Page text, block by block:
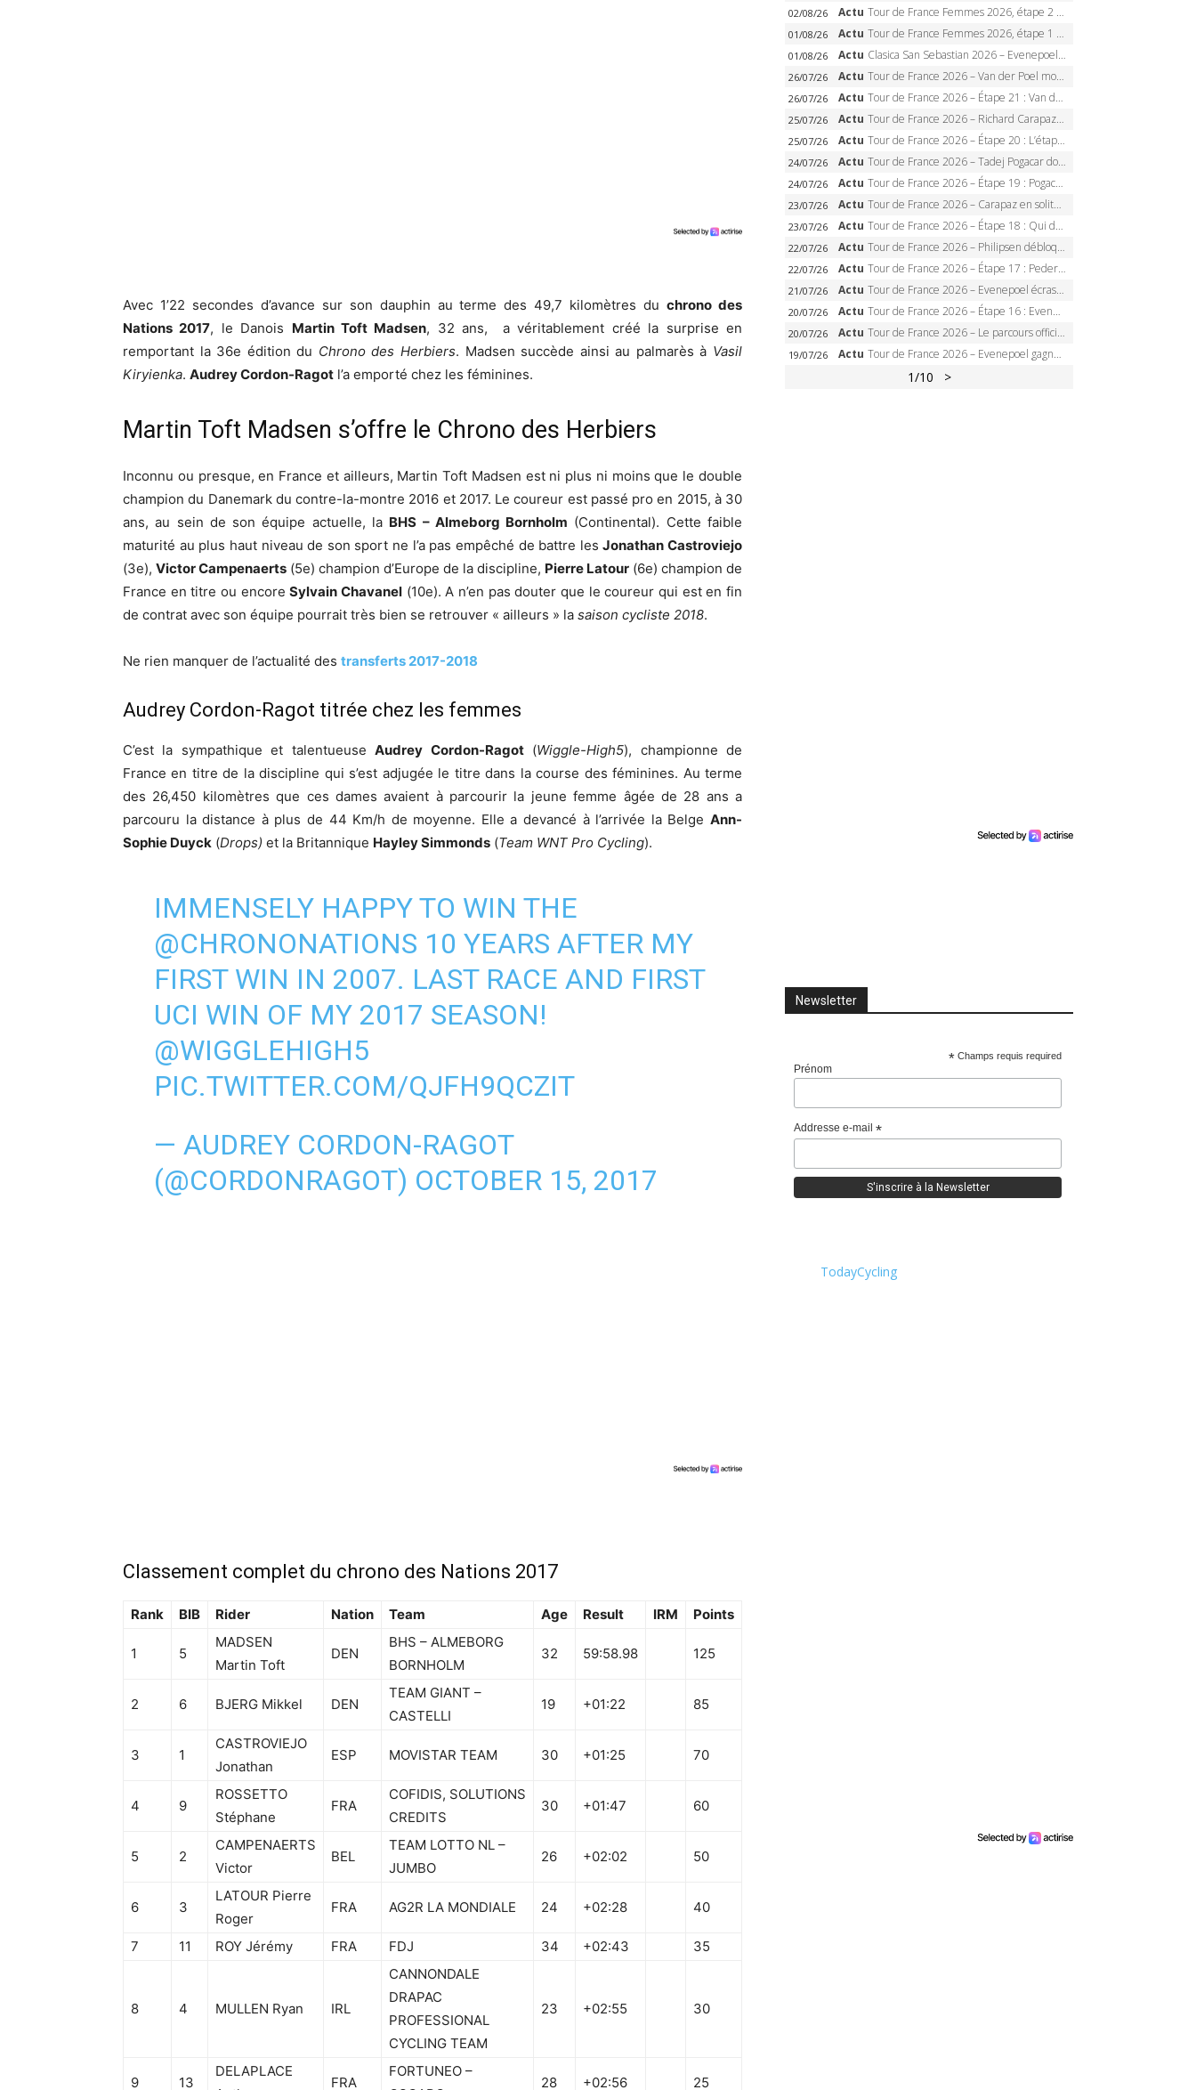
Avec 1’22 secondes d’avance sur son dauphin au terme des 49,7 kilomètres duchrono des
Nations 2017, le Danois Martin Toft Madsen, 32 ans, a véritablement créé la surprise en
remportant la 36e édition du Chrono des Herbiers. Madsen succède ainsi au palmarès à Vasil
Kiryienka. Audrey Cordon-Ragot l’a emporté chez les féminines.
Martin Toft Madsen s’offre le Chrono des Herbiers
Inconnu ou presque, en France et ailleurs, Martin Toft Madsen est ni plus ni moins que le double
champion du Danemark du contre-la-montre 2016 et 2017. Le coureur est passé pro en 2015, à 30
ans, au sein de son équipe actuelle, la BHS – Almeborg Bornholm (Continental). Cette faible
maturité au plus haut niveau de son sport ne l’a pas empêché de battre lesJonathan Castroviejo
(3e), Victor Campenaerts (5e) champion d’Europe de la discipline, Pierre Latour (6e) champion de
France en titre ou encoreSylvain Chavanel (10e). A n’en pas douter que le coureur qui est en fin
de contrat avec son équipe pourrait très bien se retrouver « ailleurs » la saison cycliste 2018.
Ne rien manquer de l’actualité des transferts 2017-2018
Audrey Cordon-Ragot titrée chez les femmes
C’est la sympathique et talentueuseAudrey Cordon-Ragot(Wiggle-High5), championne de
France en titre de la discipline qui s’est adjugée le titre dans la course des féminines. Au terme
des 26,450 kilomètres que ces dames avaient à parcourir la jeune femme âgée de 28 ans a
parcouru la distance à plus de 44 Km/h de moyenne. Elle a devancé à l’arrivée la Belge Ann-
Sophie Duyck (Drops) et la Britannique Hayley Simmonds (Team WNT Pro Cycling).
IMMENSELY HAPPY TO WIN THE
@CHRONONATIONS 10 YEARS AFTER MY
FIRST WIN IN 2007. LAST RACE AND FIRST
UCI WIN OF MY 2017 SEASON!
@WIGGLEHIGH5
PIC.TWITTER.COM/QJFH9QCZIT
— AUDREY CORDON-RAGOT
(@CORDONRAGOT) OCTOBER 15, 2017
Classement complet du chrono des Nations 2017
Rank BIB Rider Nation Team Age Result IRM Points
1 5
MADSEN
Martin Toft
DEN
BHS – ALMEBORG
BORNHOLM
32 59:58.98 125
2 6 BJERG Mikkel DEN
TEAM GIANT –
CASTELLI
19 +01:22 85
3 1
CASTROVIEJO
Jonathan
ESP MOVISTAR TEAM 30 +01:25 70
4 9
ROSSETTO
Stéphane
FRA
COFIDIS, SOLUTIONS
CREDITS
30 +01:47 60
5 2
CAMPENAERTS
Victor
BEL
TEAM LOTTO NL –
JUMBO
26 +02:02 50
6 3
LATOUR Pierre
Roger
FRA AG2R LA MONDIALE 24 +02:28 40
7 11 ROY Jérémy FRA FDJ 34 +02:43 35
8 4 MULLEN Ryan IRL
CANNONDALE
DRAPAC
PROFESSIONAL
CYCLING TEAM
23 +02:55 30
9 13
DELAPLACE
FRA
FORTUNEO –
28 +02:56 25
02/08/26 Actu Tour de France Femmes 2026, étape 2 – Lorena Wiebes doublé à Genève, Markus héroïque, 7e record
01/08/26 Actu Tour de France Femmes 2026, étape 1 – Lorena Wiebes intouchable à Lausanne, premier maillot jaune
01/08/26 Actu Clasica San Sebastian 2026 – Evenepoel recordman, 4e victoire, Carapaz battu au sprint
26/07/26 Actu Tour de France 2026 – Van der Poel monumental à Paris, Pogacar égale le record des cinq sacres
26/07/26 Actu Tour de France 2026 – Étape 21 : Van der Poel, Pogacar, qui succédera à Wout van Aert sur les Champs-Elysées ?
25/07/26 Actu Tour de France 2026 – Richard Carapaz roi des Alpes, doublé et maillot à pois, Seixas perd le podium
25/07/26 Actu Tour de France 2026 – Étape 20 : L’étape reine, Galibier, Sarenne, Alpe d’Huez, qui succédera à Pogacar ?
24/07/26 Actu Tour de France 2026 – Tadej Pogacar dompte l’Alpe d’Huez, 5e victoire, record de Pantani pulvérisé
24/07/26 Actu Tour de France 2026 – Étape 19 : Pogacar peut-il enfin dompter l’Alpe d’Huez ?
23/07/26 Actu Tour de France 2026 – Carapaz en solitaire à Orcières-Merlette, Paret-Peintre à un point du maillot à pois
23/07/26 Actu Tour de France 2026 – Étape 18 : Qui domptera Orcières-Merlette, première marche vers l’Alpe d’Huez ?
22/07/26 Actu Tour de France 2026 – Philipsen débloque son compteur à Voiron, Pedersen en danger pour le maillot vert
22/07/26 Actu Tour de France 2026 – Étape 17 : Pedersen peut-il verrouiller le maillot vert à Voiron ?
21/07/26 Actu Tour de France 2026 – Evenepoel écrase le chrono d’Évian, Seixas 4e, Lipowitz abandonne
20/07/26 Actu Tour de France 2026 – Étape 16 : Evenepoel, Pogacar, Ganna… qui domptera le chrono d’Évian pour redessiner le podium ?
20/07/26 Actu Tour de France 2026 – Le parcours officiel complet : 21 étapes, profils, carte et dates
19/07/26 Actu Tour de France 2026 – Evenepoel gagne à Solaison, Vingegaard abandonne, Pogacar toujours en jaune
1/10 >
Newsletter
* Champs requis required
Prénom
Addresse e-mail *
TodayCycling